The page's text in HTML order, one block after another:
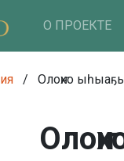
О ПРОЕКТЕ
/ Олоҥхо